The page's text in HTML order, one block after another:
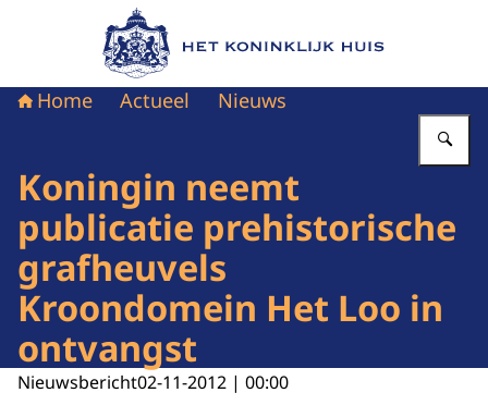
Naar de homepage van Het Koninklijk Huis
Home Actueel Nieuws
Koningin neemt
publicatie prehistorische
grafheuvels
Kroondomein Het Loo in
ontvangst
Nieuwsbericht02-11-2012 | 00:00